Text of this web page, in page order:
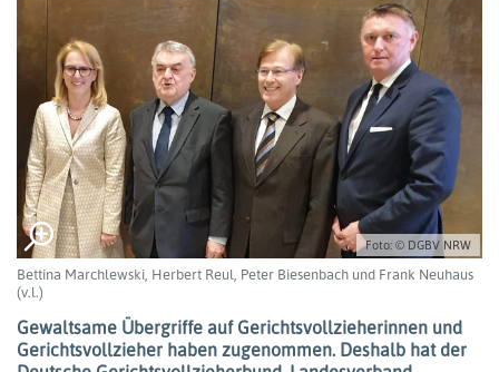
Foto: © DGBV NRW
Bettina Marchlewski, Herbert Reul, Peter Biesenbach und Frank Neuhaus
(v.l.)
Gewaltsame Übergriffe auf Gerichtsvollzieherinnen und
Gerichtsvollzieher haben zugenommen. Deshalb hat der